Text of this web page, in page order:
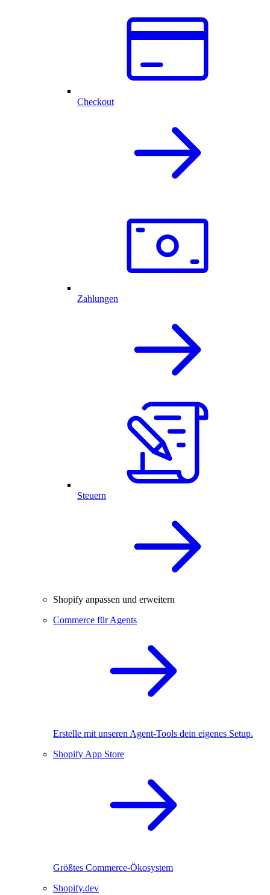
Checkout
Zahlungen
Steuern
Shopify anpassen und erweitern
Commerce für Agents
Erstelle mit unseren Agent-Tools dein eigenes Setup.
Shopify App Store
Größtes Commerce-Ökosystem
Shopify.dev